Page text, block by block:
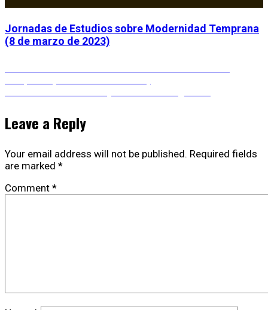
Jornadas de Estudios sobre Modernidad Temprana
(8 de marzo de 2023)
Post
navigation
Leave a Reply
Your email address will not be published. Required fields
are marked *
Comment *